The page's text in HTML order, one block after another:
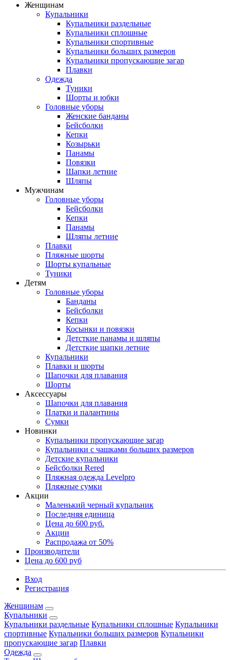
Женщинам
Купальники
Купальники раздельные
Купальники сплошные
Купальники спортивные
Купальники больших размеров
Купальники пропускающие загар
Плавки
Одежда
Туники
Шорты и юбки
Головные уборы
Женские банданы
Бейсболки
Кепки
Козырьки
Панамы
Повязки
Шапки летние
Шляпы
Мужчинам
Головные уборы
Бейсболки
Кепки
Панамы
Шляпы летние
Плавки
Пляжные шорты
Шорты купальные
Туники
Детям
Головные уборы
Банданы
Бейсболки
Кепки
Косынки и повязки
Детсткие панамы и шляпы
Детсткие шапки летние
Купальники
Плавки и шорты
Шапочки для плавания
Шорты
Аксессуары
Шапочки для плавания
Платки и палантины
Сумки
Новинки
Купальники пропускающие загар
Купальники с чашками больших размеров
Детские купальники
Бейсболки Rered
Пляжная одежда Levelpro
Пляжные сумки
Акции
Маленький черный купальник
Последняя единица
Цена до 600 руб.
Акции
Распродажа от 50%
Производители
Цена до 600 руб
Вход
Регистрация
Женщинам
Купальники
Купальники раздельные Купальники сплошные Купальники
спортивные Купальники больших размеров Купальники
пропускающие загар Плавки
Одежда